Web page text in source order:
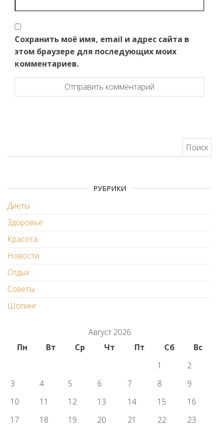
Сохранить моё имя, email и адрес сайта в
этом браузере для последующих моих
комментариев.
РУБРИКИ
Диеты
Здоровье
Красота
Новости
Отдых
Советы
Шопинг
Август 2026
Пн
Вт Ср Чт Пт Сб
Вс
1
2
3
4 5 6 7 8
9
10
11 12 13 14 15
16
17
18 19 20 21 22 23